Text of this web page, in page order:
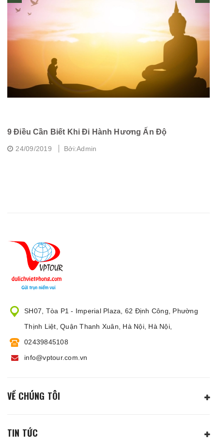
9 Điều Cần Biết Khi Đi Hành Hương Ấn Độ
24/09/2019 Bởi:Admin
SH07, Tòa P1 - Imperial Plaza, 62 Định Công, Phường
Thịnh Liệt, Quận Thanh Xuân, Hà Nội, Hà Nội,
02439845108
info@vptour.com.vn
VỀ CHÚNG TÔI
TIN TỨC